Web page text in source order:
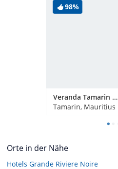
98%
Veranda Tamarin Hotel
Tamarin, Mauritius
Orte in der Nähe
Hotels Grande Riviere Noire